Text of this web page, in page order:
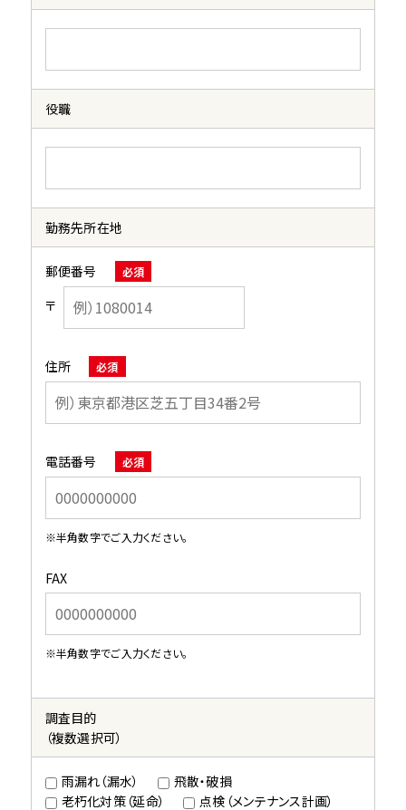
役職
勤務先所在地
郵便番号 必須
〒
住所 必須
電話番号 必須
※半角数字でご入力ください。
FAX
※半角数字でご入力ください。
調査目的
（複数選択可）
雨漏れ（漏水）
飛散・破損
老朽化対策（延命）
点検（メンテナンス計画）